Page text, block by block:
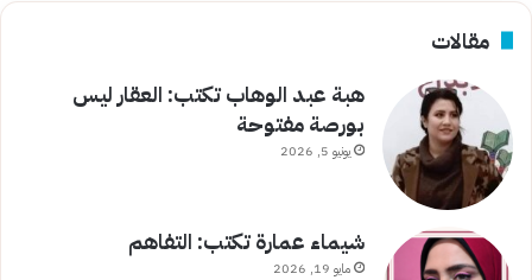
مقالات
هبة عبد الوهاب تكتب: العقار ليس
بورصة مفتوحة
يونيو 5, 2026
شيماء عمارة تكتب: التفاهم
مايو 19, 2026